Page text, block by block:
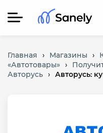
Главная › Магазины ›
«Автотовары» ›
Авторусь › Авторусь: